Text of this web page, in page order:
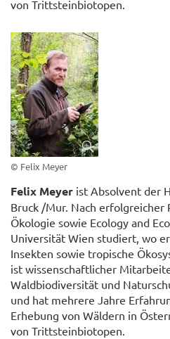
von Trittsteinbiotopen.
© Felix Meyer
Felix Meyer ist Absolvent der
Bruck /Mur. Nach
Ökologie sowie Ecology and
Universität Wien studiert, wo
Insekten sowie tropische
ist wissenschaftlicher
Waldbiodiversität und
und hat mehrere Jahre
Erhebung von Wäldern in
von Trittsteinbiotopen.